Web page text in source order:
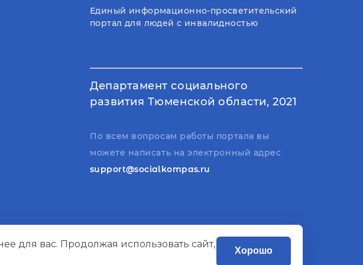
Единый информационно-просветительский
портал для людей с инвалидностью
Департамент социального
развития Тюменской области, 2021
По всем вопросам работы портала вы
можете написать на электронный адрес
support@socialkompas.ru
Разработано
для вас. Продолжая использовать сайт,
Хорошо